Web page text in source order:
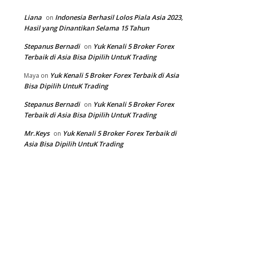
Liana on Indonesia Berhasil Lolos Piala Asia 2023,
Hasil yang Dinantikan Selama 15 Tahun
Stepanus Bernadi on Yuk Kenali 5 Broker Forex
Terbaik di Asia Bisa Dipilih UntuK Trading
Maya on Yuk Kenali 5 Broker Forex Terbaik di Asia
Bisa Dipilih UntuK Trading
Stepanus Bernadi on Yuk Kenali 5 Broker Forex
Terbaik di Asia Bisa Dipilih UntuK Trading
Mr.Keys on Yuk Kenali 5 Broker Forex Terbaik di
Asia Bisa Dipilih UntuK Trading